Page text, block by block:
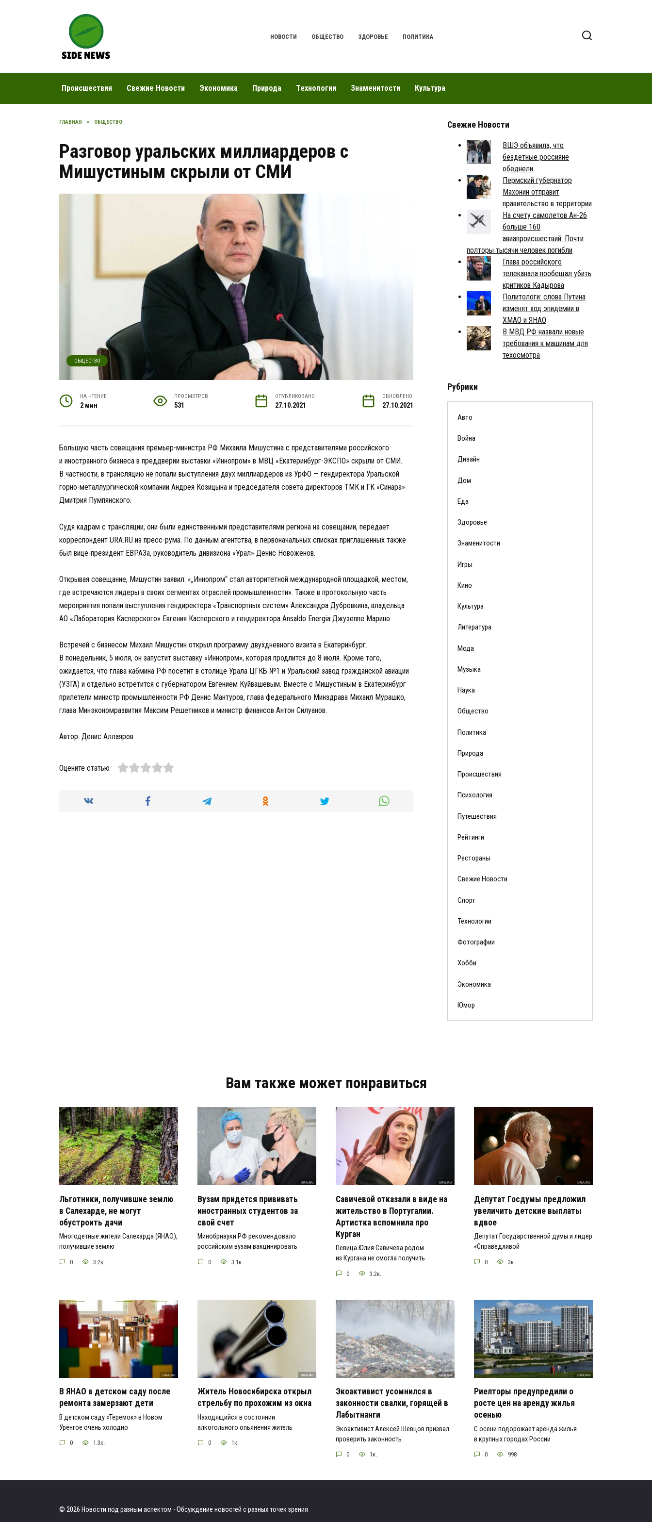
НОВОСТИ ОБЩЕСТВО ЗДОРОВЬЕ ПОЛИТИКА
Происшествия Свежие Новости Экономика Природа Технологии Знаменитости Культура
ГЛАВНАЯ » ОБЩЕСТВО
Разговор уральских миллиардеров с
Мишустиным скрыли от СМИ
ОБЩЕСТВО
НА ЧТЕНИЕ
2 мин
ПРОСМОТРОВ
531
ОПУБЛИКОВАНО
27.10.2021
ОБНОВЛЕНО
27.10.2021
Большую часть совещания премьер-министра РФ Михаила Мишустина с представителями российского
и иностранного бизнеса в преддверии выставки «Иннопром» в МВЦ «Екатеринбург-ЭКСПО» скрыли от СМИ.
В частности, в трансляцию не попали выступления двух миллиардеров из УрФО — гендиректора Уральской
горно-металлургической компании Андрея Козицына и председателя совета директоров ТМК и ГК «Синара»
Дмитрия Пумпянского.
Судя кадрам с трансляции, они были единственными представителями региона на совещании, передает
корреспондент URA.RU из пресс-рума. По данным агентства, в первоначальных списках приглашенных также
был вице-президент ЕВРАЗа, руководитель дивизиона «Урал» Денис Новоженов.
Открывая совещание, Мишустин заявил: «„Иннопром“ стал авторитетной международной площадкой, местом,
где встречаются лидеры в своих сегментах отраслей промышленности». Также в протокольную часть
мероприятия попали выступления гендиректора «Транспортных систем» Александра Дубровкина, владельца
АО «Лаборатория Касперского» Евгения Касперского и гендиректора Ansaldo Energia Джузеппе Марино.
Встречей с бизнесом Михаил Мишустин открыл программу двухдневного визита в Екатеринбург.
В понедельник, 5 июля, он запустит выставку «Иннопром», которая продлится до 8 июля. Кроме того,
ожидается, что глава кабмина РФ посетит в столице Урала ЦГКБ №1 и Уральский завод гражданской авиации
(УЗГА) и отдельно встретится с губернатором Евгением Куйвашевым. Вместе с Мишустиным в Екатеринбург
прилетели министр промышленности РФ Денис Мантуров, глава федерального Минздрава Михаил Мурашко,
глава Минэкономразвития Максим Решетников и министр финансов Антон Силуанов.
Автор: Денис Аллаяров
Оцените статью
Свежие Новости
ВШЭ объявила, что
бездетные россияне
обеднели
Пермский губернатор
Махонин отправит
правительство в территории
На счету самолетов Ан-26
больше 160
авиапроисшествий. Почти
полторы тысячи человек погибли
Глава российского
телеканала пообещал убить
критиков Кадырова
Политологи: слова Путина
изменят ход эпидемии в
ХМАО и ЯНАО
В МВД РФ назвали новые
требования к машинам для
техосмотра
Рубрики
Авто
Война
Дизайн
Дом
Еда
Здоровье
Знаменитости
Игры
Кино
Культура
Литература
Мода
Музыка
Наука
Общество
Политика
Природа
Происшествия
Психология
Путешествия
Рейтинги
Рестораны
Свежие Новости
Спорт
Технологии
Фотографии
Хобби
Экономика
Юмор
Вам также может понравиться
Льготники, получившие землю
в Салехарде, не могут
обустроить дачи
Многодетные жители Салехарда (ЯНАО),
получившие землю
0 3.2к.
Вузам придется прививать
иностранных студентов за
свой счет
Минобрнауки РФ рекомендовало
российским вузам вакцинировать
0 3.1к.
Савичевой отказали в виде на
жительство в Португалии.
Артистка вспомнила про
Курган
Певица Юлия Савичева родом
из Кургана не смогла получить
0 3.2к.
Депутат Госдумы предложил
увеличить детские выплаты
вдвое
Депутат Государственной думы и лидер
«Справедливой
0 3к.
В ЯНАО в детском саду после
ремонта замерзают дети
В детском саду «Теремок» в Новом
Уренгое очень холодно
0 1.3к.
Житель Новосибирска открыл
стрельбу по прохожим из окна
Находящийся в состоянии
алкогольного опьянения житель
0 1к.
Экоактивист усомнился в
законности свалки, горящей в
Лабытнанги
Экоактивист Алексей Шевцов призвал
проверить законность
0 1к.
Риелторы предупредили о
росте цен на аренду жилья
осенью
С осени подорожает аренда жилья
в крупных городах России
0 998
© 2026 Новости под разным аспектом - Обсуждение новостей с разных точек зрения